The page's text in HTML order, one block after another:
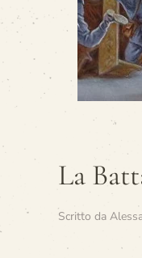
La
Scritto da